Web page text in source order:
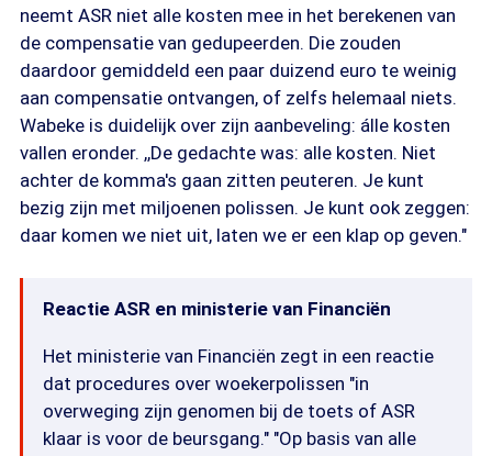
neemt ASR niet alle kosten mee in het berekenen van
de compensatie van gedupeerden. Die zouden
daardoor gemiddeld een paar duizend euro te weinig
aan compensatie ontvangen, of zelfs helemaal niets.
Wabeke is duidelijk over zijn aanbeveling: álle kosten
vallen eronder. ,,De gedachte was: alle kosten. Niet
achter de komma's gaan zitten peuteren. Je kunt
bezig zijn met miljoenen polissen. Je kunt ook zeggen:
daar komen we niet uit, laten we er een klap op geven."
Reactie ASR en ministerie van Financiën
Het ministerie van Financiën zegt in een reactie
dat procedures over woekerpolissen "in
overweging zijn genomen bij de toets of ASR
klaar is voor de beursgang." "Op basis van alle